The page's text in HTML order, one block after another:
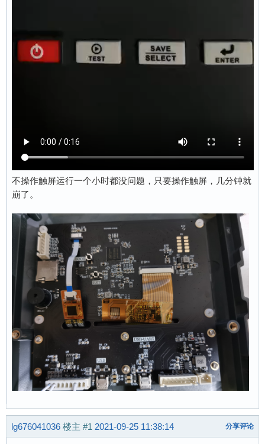
不操作触屏运行一个小时都没问题，只要操作触屏，几分钟就
崩了。
lg676041036 楼主 #1 2021-09-25 11:38:14 分享评论